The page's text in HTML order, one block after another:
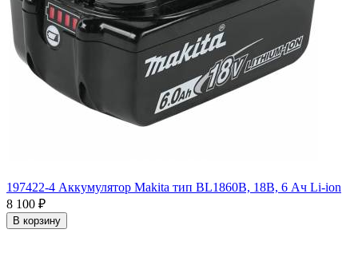
197422-4 Аккумулятор Makita тип BL1860B, 18В, 6 Ач Li-ion
8 100 ₽
В корзину